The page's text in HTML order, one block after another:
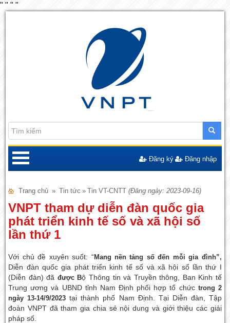
" " " "
Đăng ký Đăng nhập
Trang chủ » Tin tức » Tin VT-CNTT (Đăng ngày: 2023-09-16)
VNPT tham dự diễn đàn quốc gia
phát triển kinh tế số và xã hội số
lần thứ 1
Với chủ đề xuyên suốt: “ Mang nền tảng số đến mỗi gia đình”,
Diễn đàn quốc gia phát triển kinh tế số và xã hội số lần thứ I
(Diễn đàn) đã được Bộ Thông tin và Truyền thông, Ban Kinh tế
Trung ương và UBND tỉnh Nam Định phối hợp tổ chức trong 2
ngày 13-14/9/2023tại thành phố Nam Định. Tại Diễn đàn, Tập
đoàn VNPT đã tham gia chia sẻ nội dung và giới thiệu các giải
pháp số.